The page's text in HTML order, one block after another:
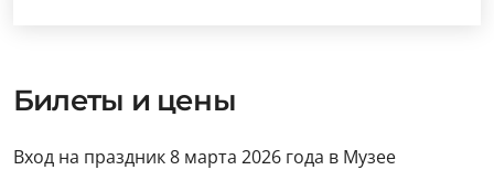
Билеты и цены
Вход на праздник 8 марта 2026 года в Музее